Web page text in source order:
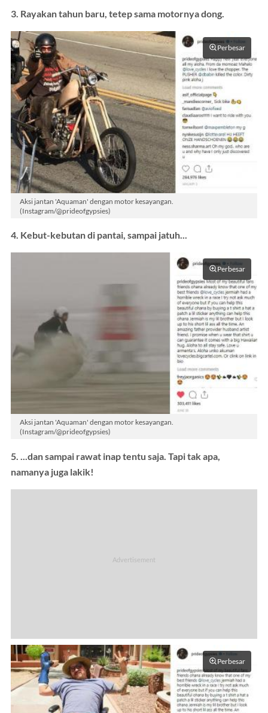
3. Rayakan tahun baru, tetep sama motornya dong.
Perbesar
Aksi jantan 'Aquaman' dengan motor kesayangan.
(Instagram/@prideofgypsies)
4. Kebut-kebutan di pantai, sampai jatuh...
Perbesar
Aksi jantan 'Aquaman' dengan motor kesayangan.
(Instagram/@prideofgypsies)
5. ...dan sampai rawat inap tentu saja. Tapi tak apa,
namanya juga lakik!
Perbesar